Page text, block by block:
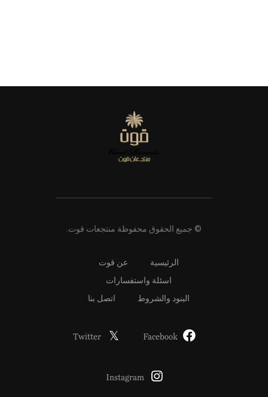
© جميع الحقوق محفوظة منتجعات قوت.
الرئيسية
عن قوت
اسئلة واستفسارات
البنود والشروط
اتصل بنا
Facebook
Twitter
Instagram